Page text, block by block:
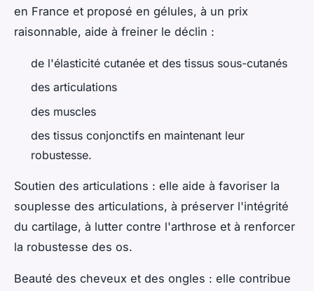
en France et proposé en gélules, à un prix
raisonnable, aide à freiner le déclin :
de l'élasticité cutanée et des tissus sous-cutanés
des articulations
des muscles
des tissus conjonctifs en maintenant leur
robustesse.
Soutien des articulations : elle aide à favoriser la
souplesse des articulations, à préserver l'intégrité
du cartilage, à lutter contre l'arthrose et à renforcer
la robustesse des os.
Beauté des cheveux et des ongles : elle contribue